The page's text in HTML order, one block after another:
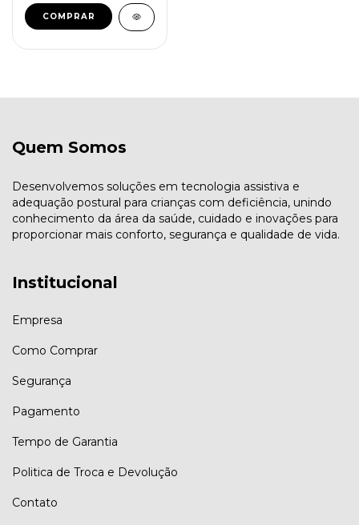
COMPRAR
Quem Somos
Desenvolvemos soluções em tecnologia assistiva e
adequação postural para crianças com deficiência, unindo
conhecimento da área da saúde, cuidado e inovações para
proporcionar mais conforto, segurança e qualidade de vida.
Institucional
Empresa
Como Comprar
Segurança
Pagamento
Tempo de Garantia
Politica de Troca e Devolução
Contato